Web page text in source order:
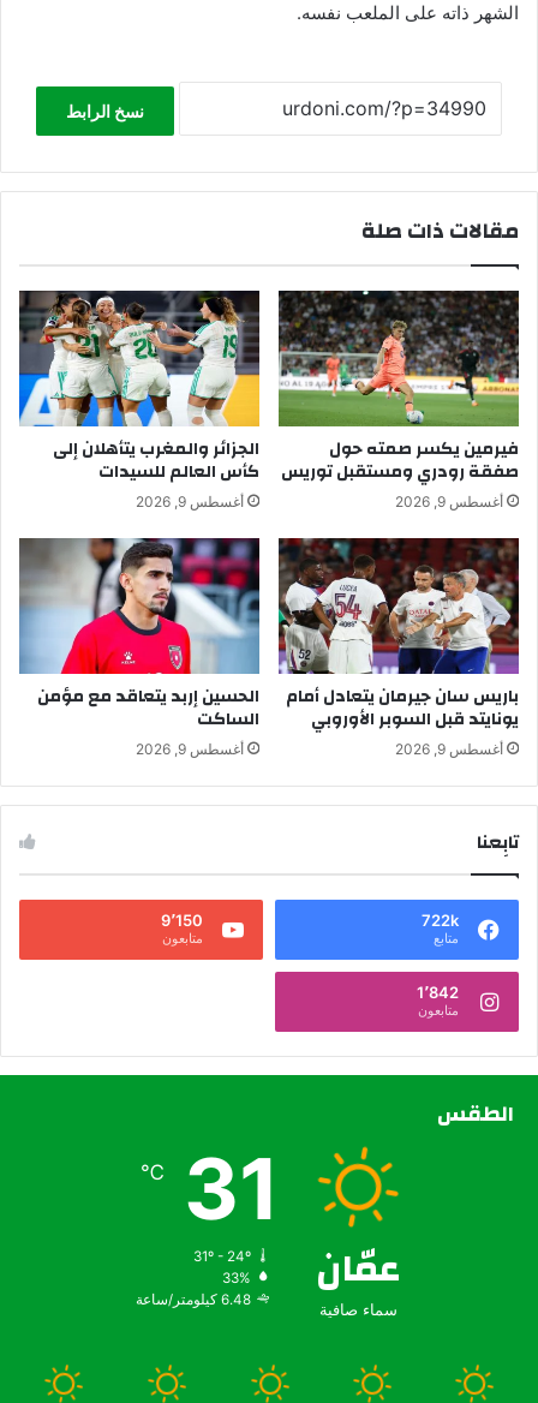
الشهر ذاته على الملعب نفسه.
نسخ الرابط
مقالات ذات صلة
فيرمين يكسر صمته حول
صفقة رودري ومستقبل توريس
أغسطس 9, 2026
الجزائر والمغرب يتأهلان إلى
كأس العالم للسيدات
أغسطس 9, 2026
باريس سان جيرمان يتعادل أمام
يونايتد قبل السوبر الأوروبي
أغسطس 9, 2026
الحسين إربد يتعاقد مع مؤمن
الساكت
أغسطس 9, 2026
تابِعنا
722k
متابع
9٬150
متابعون
1٬842
متابعون
الطقس
عمّان
سماء صافية
31
℃
31º - 24º
33%
6.48 كيلومتر/ساعة